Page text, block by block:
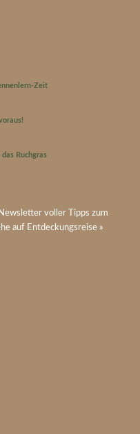
Zeit
Ruchgras
voller Tipps zum
auf Entdeckungsreise »